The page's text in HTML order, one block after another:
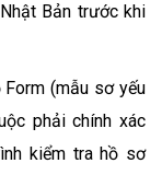
Bản trước khi
(mẫu sơ yếu
phải chính xác
kiểm tra hồ sơ